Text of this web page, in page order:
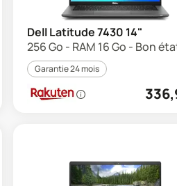
Dell Latitude 7430 14"
256 Go - RAM 16 Go - Bon
Garantie 24 mois